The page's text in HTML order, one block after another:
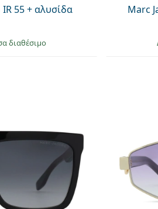
55 + αλυσίδα
διαθέσιμο
Marc